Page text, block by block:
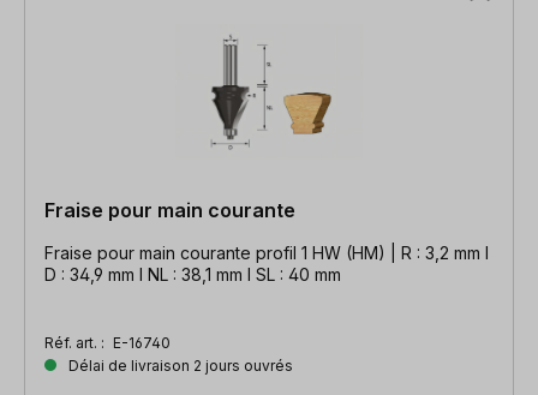
Fraise pour main courante
Fraise pour main courante profil 1 HW (HM) | R : 3,2 mm l
D : 34,9 mm l NL : 38,1 mm l SL : 40 mm
Réf. art. : E-16740
Délai de livraison 2 jours ouvrés